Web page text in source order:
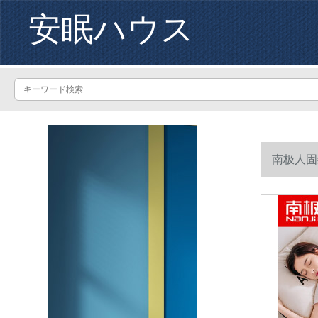
安眠ハウス
南极人
150*200